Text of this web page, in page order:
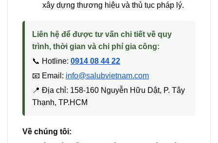
xây dựng thương hiệu và thủ tục pháp lý.
Liên hệ để được tư vấn chi tiết về quy
trình, thời gian và chi phí gia công:
📞 Hotline: 0914 08 44 22
📧 Email: info@salubvietnam.com
📍 Địa chỉ: 158-160 Nguyễn Hữu Dật, P. Tây
Thạnh, TP.HCM
Về chúng tôi: